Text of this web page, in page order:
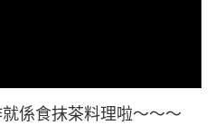
係食抹茶料理啦～～～